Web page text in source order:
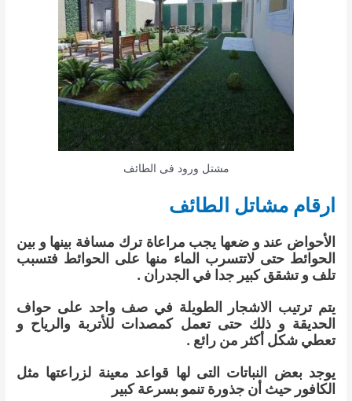
مشتل ورود فى الطائف
ارقام مشاتل الطائف
الأحواض عند و ضعها يجب مراعاة ترك مسافة بينها و بين
الحوائط حتى لاتتسرب الماء منها على الحوائط فتسبب
تلف و تشقق كبير جدا في الجدران .
يتم ترتيب الاشجار الطويلة في صف واحد على حواف
الحديقة و ذلك حتى تعمل كمصدات للأتربة والرياح و
تعطي شكل أكثر من رائع .
يوجد بعض النباتات التى لها قواعد معينة لزراعتها مثل
الكافور حيث أن جذورة تنمو بسرعة كبير